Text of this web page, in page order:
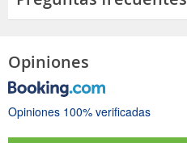
Opiniones
Opiniones 100% verificadas